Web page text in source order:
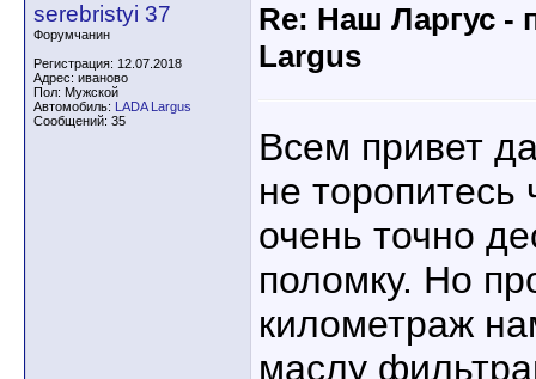
serebristyi 37
Форумчанин
Регистрация: 12.07.2018
Адрес: иваново
Пол: Мужской
Автомобиль: LADA Largus
Сообщений: 35
Re: Наш Ларгус -
Largus
Всем привет
не торопитесь
очень точно
поломку. Но
километраж
маслу